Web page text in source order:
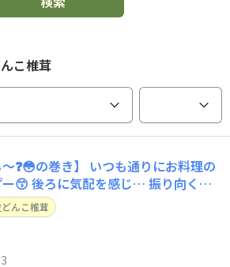
こ椎茸
❓😳の巻き】 いつも通りにお料理の
😙 後ろに気配を感じ… 振り向く
えるプーの母が👀❗️ 赤ちゃん👶なん
何が何だか分からなく パニック🤯
ビック
んこ椎茸